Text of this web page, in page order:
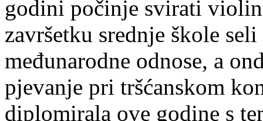
godini počinje svirati
završetku srednje škole
međunarodne odnose, a
pjevanje pri tršćanskom
diplomirala ove godine s